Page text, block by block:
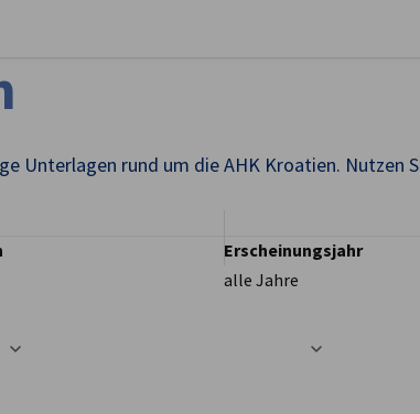
Unterlagen rund um die AHK Kroatien. Nutzen
Erscheinungsjahr
alle Jahre